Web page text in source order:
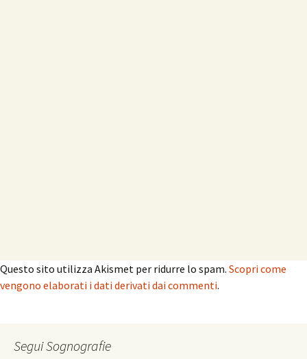
Questo sito utilizza Akismet per ridurre lo spam. Scopri come
vengono elaborati i dati derivati dai commenti.
Segui Sognografie